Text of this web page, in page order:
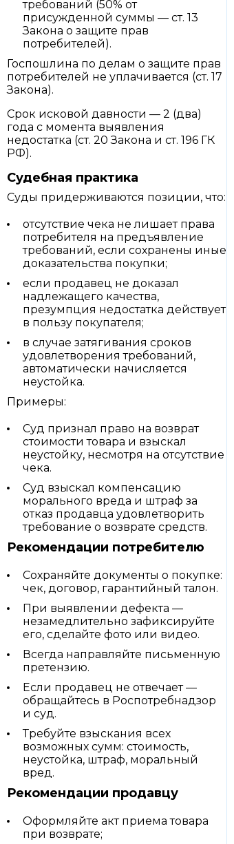
требований (50% от
присужденной суммы — ст. 13
Закона о защите прав
потребителей).
Госпошлина по делам о защите прав
потребителей не уплачивается (ст. 17
Закона).
Срок исковой давности — 2 (два)
года с момента выявления
недостатка (ст. 20 Закона и ст. 196 ГК
РФ).
Судебная практика
Суды придерживаются позиции, что:
отсутствие чека не лишает права
потребителя на предъявление
требований, если сохранены иные
доказательства покупки;
если продавец не доказал
надлежащего качества,
презумпция недостатка действует
в пользу покупателя;
в случае затягивания сроков
удовлетворения требований,
автоматически начисляется
неустойка.
Примеры:
Суд признал право на возврат
стоимости товара и взыскал
неустойку, несмотря на отсутствие
чека.
Суд взыскал компенсацию
морального вреда и штраф за
отказ продавца удовлетворить
требование о возврате средств.
Рекомендации потребителю
Сохраняйте документы о покупке:
чек, договор, гарантийный талон.
При выявлении дефекта —
незамедлительно зафиксируйте
его, сделайте фото или видео.
Всегда направляйте письменную
претензию.
Если продавец не отвечает —
обращайтесь в Роспотребнадзор
и суд.
Требуйте взыскания всех
возможных сумм: стоимость,
неустойка, штраф, моральный
вред.
Рекомендации продавцу
Оформляйте акт приема товара
при возврате;